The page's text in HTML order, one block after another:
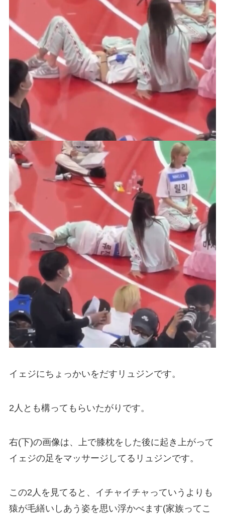
イェジにちょっかいをだすリュジンです。
2人とも構ってもらいたがりです。
右(下)の画像は、上で膝枕をした後に起き上がって
イェジの足をマッサージしてるリュジンです。
この2人を見てると、イチャイチャっていうよりも
猿が毛繕いしあう姿を思い浮かべます(家族ってこ